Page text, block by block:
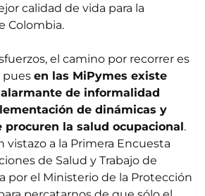
calidad de vida para la
Colombia.
el camino por recorrer es
pues en las MiPymes existe
de informalidad
de dinámicas y
procuren la salud ocupacional.
vistazo a la Primera Encuesta
de Salud y Trabajo de
por el Ministerio de la Protección